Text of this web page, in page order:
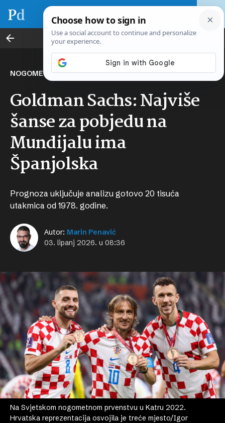
Sport & biznis
NOGOMETNA GROZNICA
Goldman Sachs: Najviše
šanse za pobjedu na
Mundijalu ima
Španjolska
Prognoza uključuje analizu gotovo 20 tisuća
utakmica od 1978. godine.
Autor: Marin Penavić
03. lipanj 2026. u 08:36
Na Svjetskom nogometnom prvenstvu u Katru 2022.
Hrvatska reprezentacija osvojila je treće mjesto/Igor